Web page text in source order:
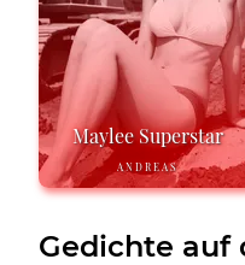
Maylee Superstar
ANDREAS
Gedichte auf